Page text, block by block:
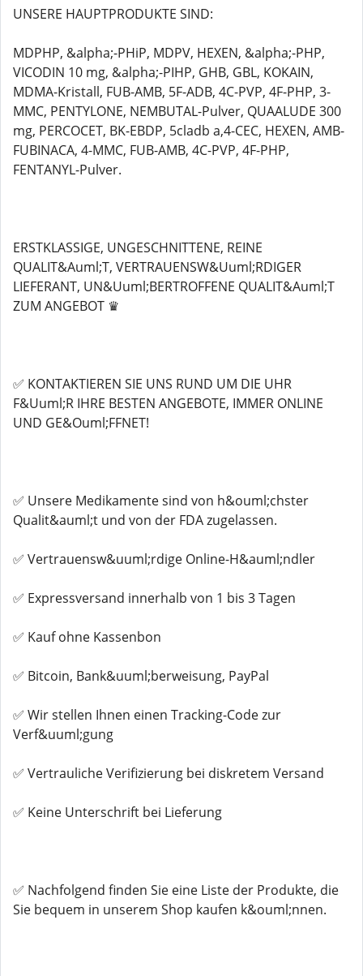
UNSERE HAUPTPRODUKTE SIND:
MDPHP, &alpha;-PHiP, MDPV, HEXEN, &alpha;-PHP,
VICODIN 10 mg, &alpha;-PIHP, GHB, GBL, KOKAIN,
MDMA-Kristall, FUB-AMB, 5F-ADB, 4C-PVP, 4F-PHP, 3-
MMC, PENTYLONE, NEMBUTAL-Pulver, QUAALUDE 300
mg, PERCOCET, BK-EBDP, 5cladb a,4-CEC, HEXEN, AMB-
FUBINACA, 4-MMC, FUB-AMB, 4C-PVP, 4F-PHP,
FENTANYL-Pulver.
ERSTKLASSIGE, UNGESCHNITTENE, REINE
QUALIT&Auml;T, VERTRAUENSW&Uuml;RDIGER
LIEFERANT, UN&Uuml;BERTROFFENE QUALIT&Auml;T
ZUM ANGEBOT ♛
✅ KONTAKTIEREN SIE UNS RUND UM DIE UHR
F&Uuml;R IHRE BESTEN ANGEBOTE, IMMER ONLINE
UND GE&Ouml;FFNET!
✅ Unsere Medikamente sind von h&ouml;chster
Qualit&auml;t und von der FDA zugelassen.
✅ Vertrauensw&uuml;rdige Online-H&auml;ndler
✅ Expressversand innerhalb von 1 bis 3 Tagen
✅ Kauf ohne Kassenbon
✅ Bitcoin, Bank&uuml;berweisung, PayPal
✅ Wir stellen Ihnen einen Tracking-Code zur
Verf&uuml;gung
✅ Vertrauliche Verifizierung bei diskretem Versand
✅ Keine Unterschrift bei Lieferung
✅ Nachfolgend finden Sie eine Liste der Produkte, die
Sie bequem in unserem Shop kaufen k&ouml;nnen.